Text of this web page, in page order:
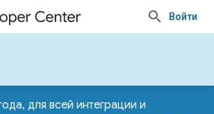
Войти
для всей интеграции и